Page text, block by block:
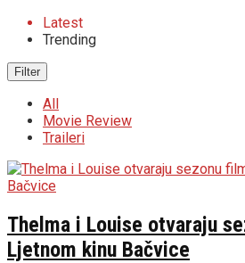
Latest
Trending
Filter
All
Movie Review
Traileri
Thelma i Louise otvaraju
Ljetnom kinu Bačvice